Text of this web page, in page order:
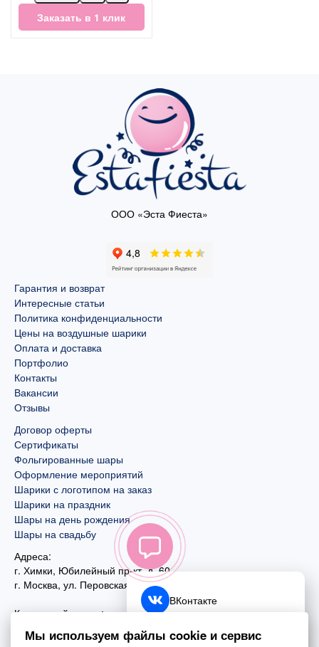
Заказать в 1 клик
ООО «Эста Фиеста»
Гарантия и возврат
Интересные статьи
Политика конфиденциальности
Цены на воздушные шарики
Оплата и доставка
Портфолио
Контакты
Вакансии
Отзывы
Договор оферты
Сертификаты
Фольгированные шары
Оформление мероприятий
Шарики с логотипом на заказ
Шарики на праздник
Шары на день рождения
Шары на свадьбу
Адреса:
г. Химки, Юбилейный пр-кт, д. 60
г. Москва, ул. Перовская, д. 59
Контактный номер:
+7 (495) 970-44-75
ВКонтакте
Telegram
Мы используем файлы cookie и сервис